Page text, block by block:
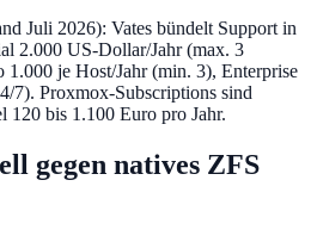
Juli 2026): Vates bündelt Support in
2.000 US-Dollar/Jahr (max. 3
1.000 je Host/Jahr (min. 3), Enterprise
7). Proxmox-Subscriptions sind
120 bis 1.100 Euro pro Jahr.
gegen natives ZFS